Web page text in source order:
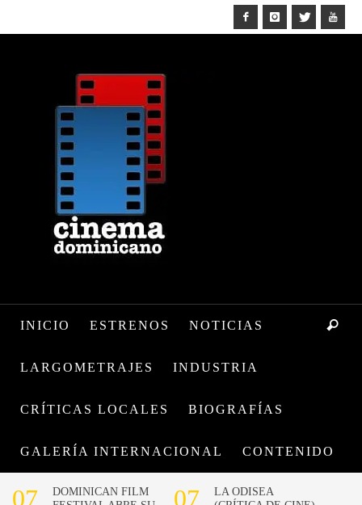
INICIO ESTRENOS NOTICIAS
LARGOMETRAJES INDUSTRIA
CRÍTICAS LOCALES BIOGRAFÍAS
GALERÍA INTERNACIONAL CONTENIDO